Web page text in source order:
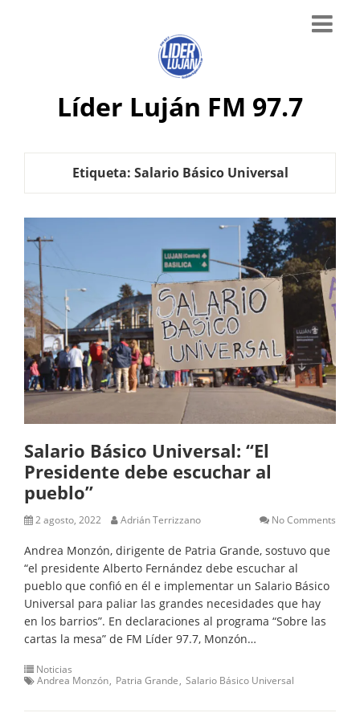
Líder Luján FM 97.7
Etiqueta: Salario Básico Universal
Salario Básico Universal: “El
Presidente debe escuchar al
pueblo”
2 agosto, 2022 Adrián Terrizzano No Comments
Andrea Monzón, dirigente de Patria Grande, sostuvo que
“el presidente Alberto Fernández debe escuchar al
pueblo que confió en él e implementar un Salario Básico
Universal para paliar las grandes necesidades que hay
en los barrios”. En declaraciones al programa “Sobre las
cartas la mesa” de FM Líder 97.7, Monzón…
Noticias
Andrea Monzón Patria Grande Salario Básico Universal